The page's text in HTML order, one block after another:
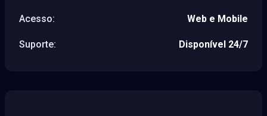
Acesso: Web e Mobile
Suporte: Disponível 24/7